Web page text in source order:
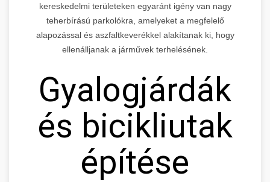
kereskedelmi területeken egyaránt igény van nagy
teherbírású parkolókra, amelyeket a megfelelő
alapozással és aszfaltkeverékkel alakítanak ki, hogy
ellenálljanak a járművek terhelésének.
Gyalogjárdák
és bicikliutak
építése